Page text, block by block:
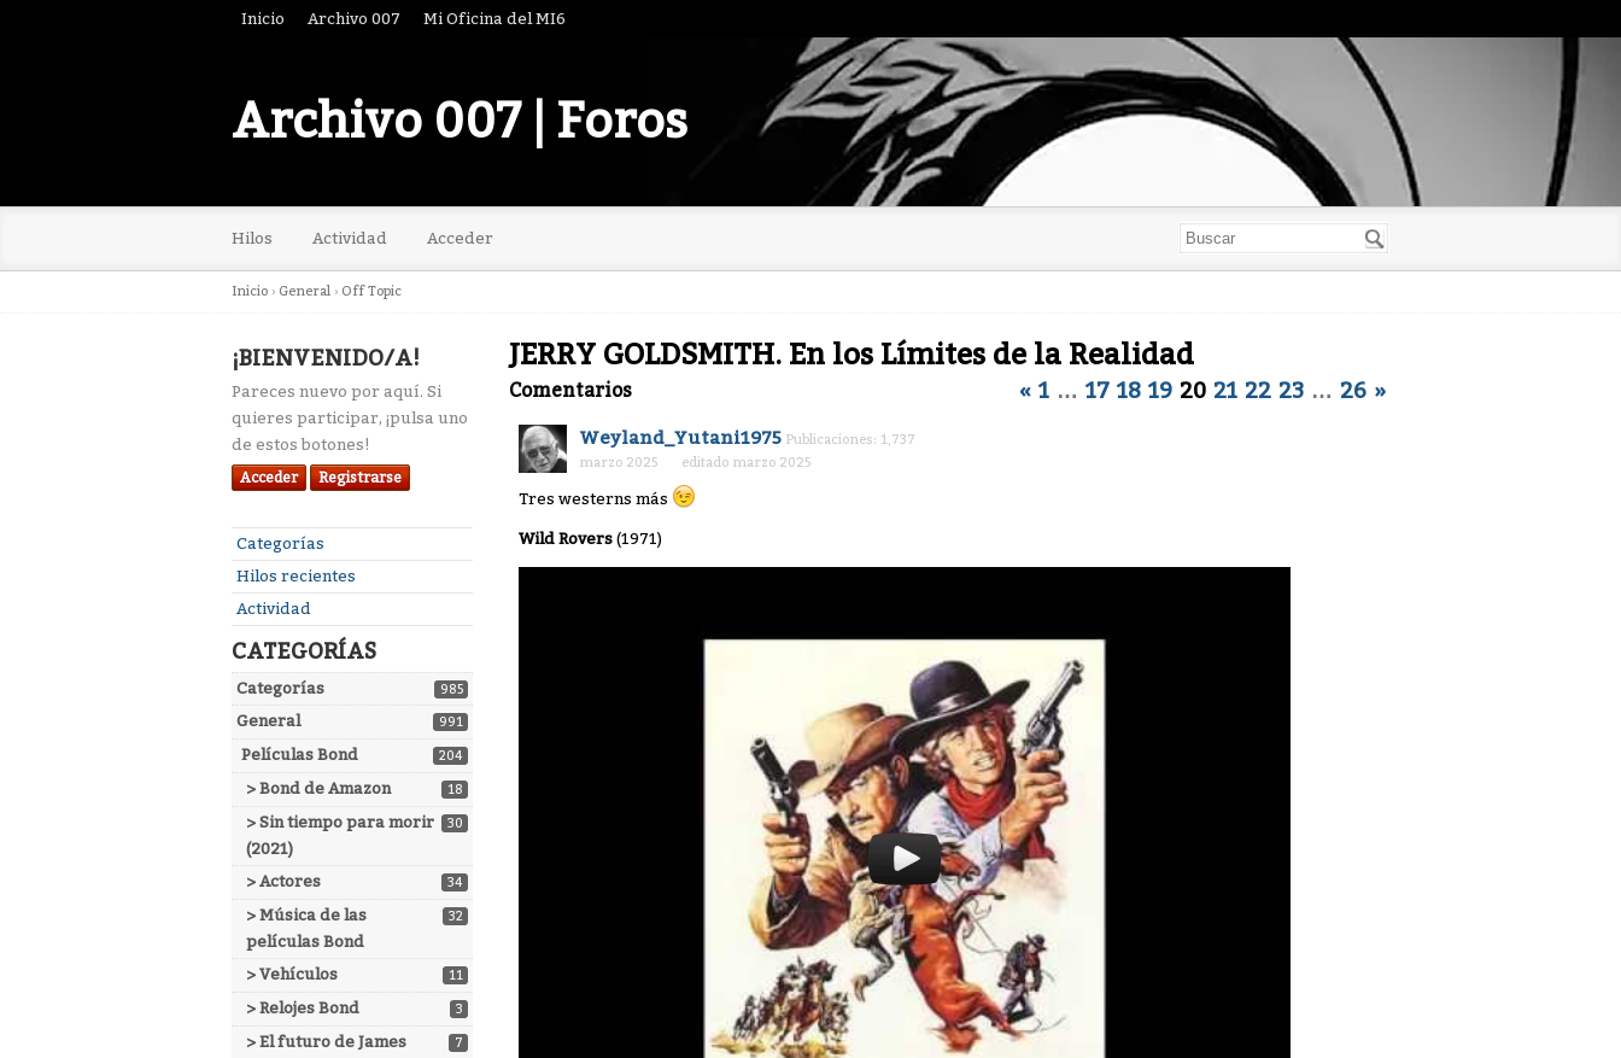
Inicio Archivo 007 Mi Oficina del MI6
Archivo 007 | Foros
Hilos Actividad Acceder
Inicio › General › Off Topic
¡BIENVENIDO/A!
Pareces nuevo por aquí. Si
quieres participar, ¡pulsa uno
de estos botones!
Acceder Registrarse
Enlaces
rápidos
Categorías
Hilos recientes
Actividad
CATEGORÍAS
985
Categorías
991
General
204
Películas Bond
18
> Bond de Amazon
30
> Sin tiempo para morir
(2021)
34
> Actores
32
> Música de las
películas Bond
11
> Vehículos
3
> Relojes Bond
7
> El futuro de James
JERRY GOLDSMITH. En los Límites de la Realidad
« 1 … 17 18 19 20 21 22 23 … 26 »
Comentarios
Weyland_Yutani1975 Publicaciones: 1,737
marzo 2025
editado marzo 2025
Tres westerns más
Wild Rovers (1971)